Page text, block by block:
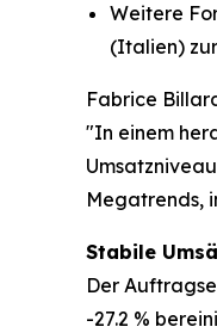
Weitere
(Italien)
Fabrice
"In einem
Megatrends,
Stabile
Der
-27.2 %